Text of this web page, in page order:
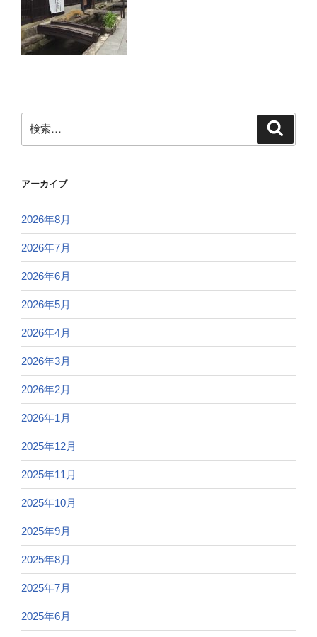
索:
アーカイブ
2026年8月
2026年7月
2026年6月
2026年5月
2026年4月
2026年3月
2026年2月
2026年1月
2025年12月
2025年11月
2025年10月
2025年9月
2025年8月
2025年7月
2025年6月